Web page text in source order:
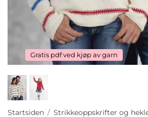
Gratis pdf ved kjøp av garn
Startsiden / Strikkeoppskrifter og